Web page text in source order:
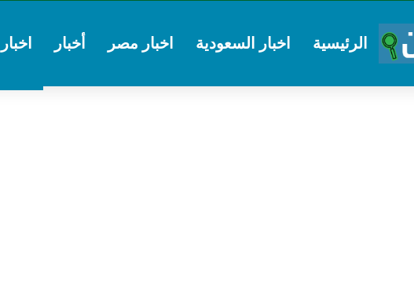
الرئيسية اخبار السعودية اخبار مصر أخبار